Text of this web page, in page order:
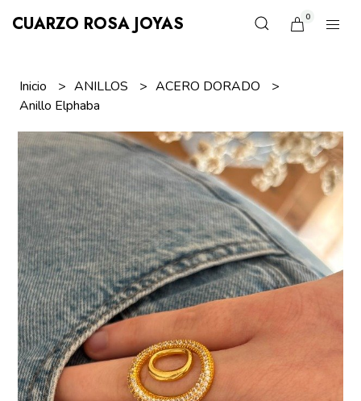
CUARZO ROSA JOYAS 0
Inicio ANILLOS
ACERO DORADO
Anillo Elphaba